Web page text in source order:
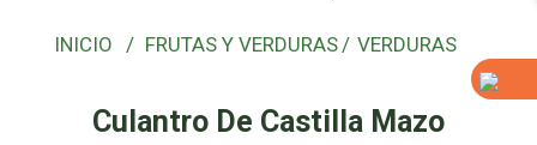
FRUTAS Y VERDURAS VERDURAS
Culantro De Castilla Mazo